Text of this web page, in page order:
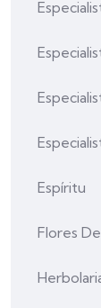
Espíritu
Flores